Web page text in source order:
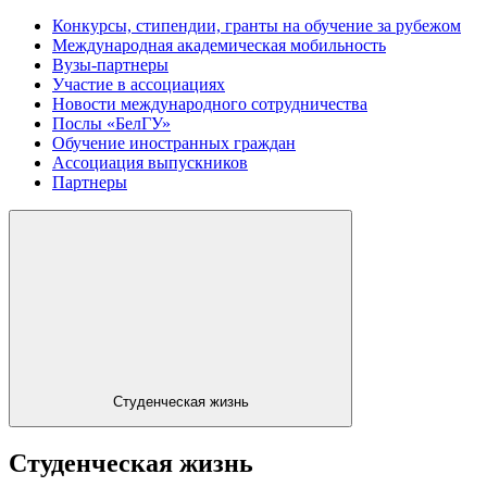
Конкурсы, стипендии, гранты на обучение за рубежом
Международная академическая мобильность
Вузы-партнеры
Участие в ассоциациях
Новости международного сотрудничества
Послы «БелГУ»
Обучение иностранных граждан
Ассоциация выпускников
Партнеры
Студенческая жизнь
Студенческая жизнь